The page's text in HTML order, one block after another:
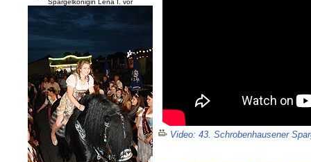
Spargelkönigin Lena I. vor
Video: 43. Schrobenhausener